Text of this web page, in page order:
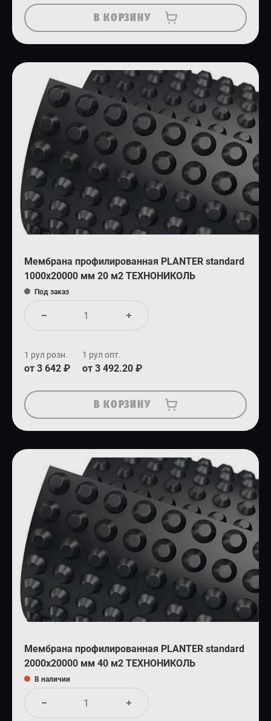
В КОРЗИНУ
Мембрана профилированная PLANTER standard
1000x20000 мм 20 м2 ТЕХНОНИКОЛЬ
Под заказ
1 рул розн.
от 3 642 ₽
1 рул опт.
от 3 492.20 ₽
В КОРЗИНУ
Мембрана профилированная PLANTER standard
2000x20000 мм 40 м2 ТЕХНОНИКОЛЬ
В наличии